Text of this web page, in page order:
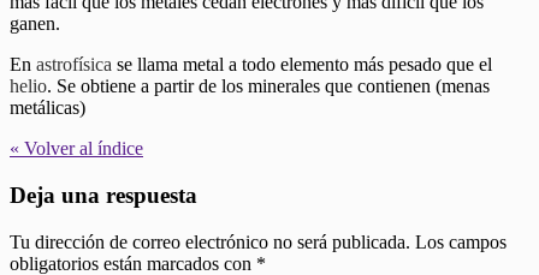
ganen.
En astrofísica se llama metal a todo elemento más pesado que el
helio. Se obtiene a partir de los minerales que contienen (menas
metálicas)
« Volver al índice
Deja una respuesta
Tu dirección de correo electrónico no será publicada. Los campos
obligatorios están marcados con *